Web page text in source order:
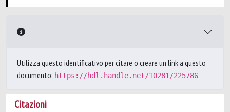
Utilizza questo identificativo per citare o creare un link a questo
documento: https://hdl.handle.net/10281/225786
Citazioni